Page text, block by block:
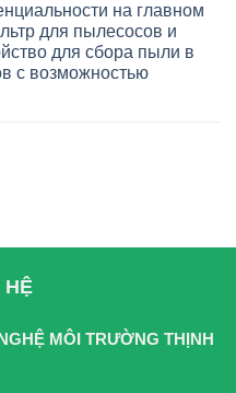
на главном
для пылесосов и
для сбора пыли в
с возможностью
HỆ
MÔI TRƯỜNG THỊNH